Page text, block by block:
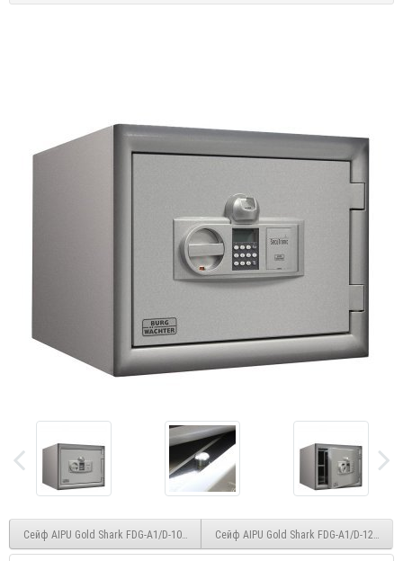
Сейф AIPU Gold Shark FDG-A1/D-100JZ Сейф AIPU Gold Shark FDG-A1/D-120JZ